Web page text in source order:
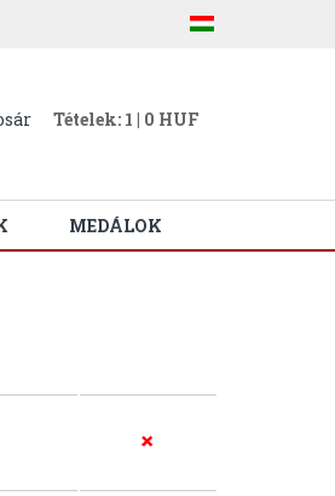
Tételek: 1 | 0 HUF
MEDÁLOK